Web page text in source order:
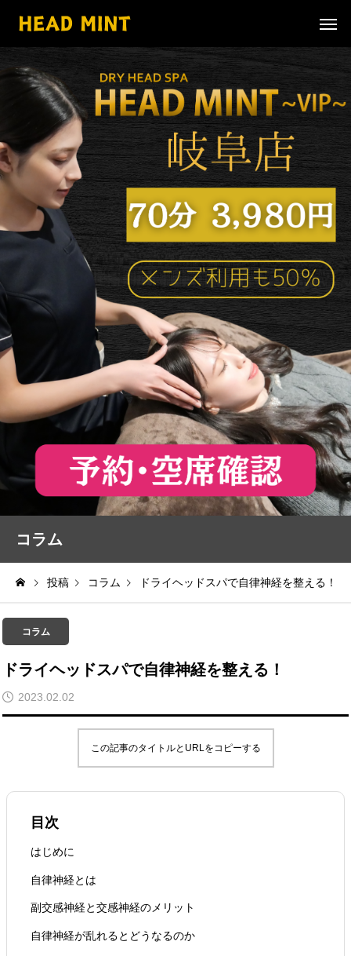
コラム
投稿 コラム ドライヘッドスパで自律神経を整える！
コラム
ドライヘッドスパで自律神経を整える！
2023.02.02
この記事のタイトルとURLをコピーする
目次
はじめに
自律神経とは
副交感神経と交感神経のメリット
自律神経が乱れるとどうなるのか